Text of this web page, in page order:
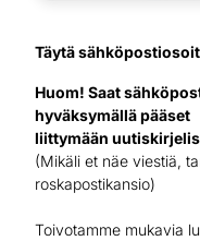
Täytä
Huom! Saat
hyväksymällä pääset
liittymään
(Mikäli et näe viestiä,
roskapostikansio)
Toivotamme mukavia